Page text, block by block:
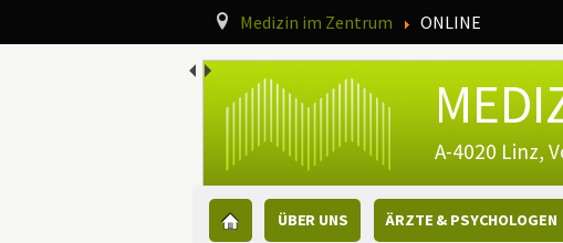
Navigationspfad
Medizin im Zentrum ONLINE
A-4020 Linz,
Hauptmenü
ÜBER UNS ÄRZTE & PSYCHOLOGEN